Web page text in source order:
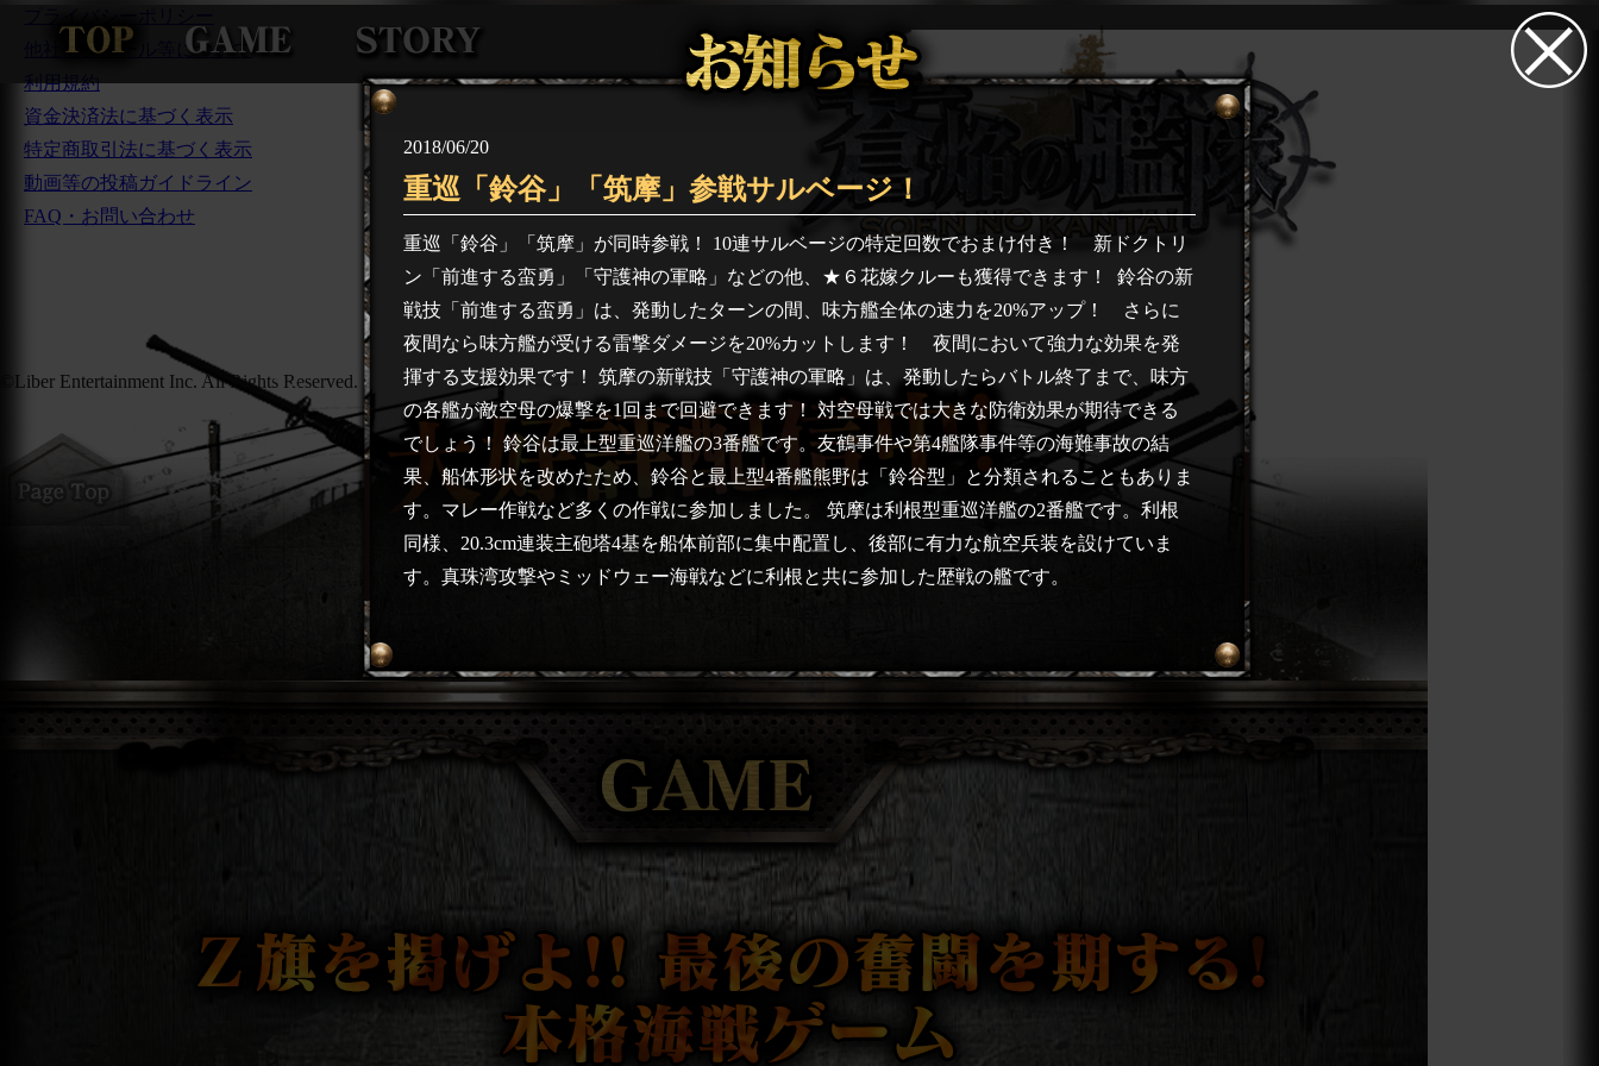
2018/06/20
重巡「鈴谷」「筑摩」参戦サルベージ！
重巡「鈴谷」「筑摩」が同時参戦！ 10連サルベージの特定回数でおまけ付き！ 新ドクトリ
ン「前進する蛮勇」「守護神の軍略」などの他、★６花嫁クルーも獲得できます！
鈴谷の新
戦技「前進する蛮勇」は、発動したターンの間、味方艦全体の速力を20%アップ！ さらに
夜間なら味方艦が受ける雷撃ダメージを20%カットします！ 夜間において強力な効果を発
揮する支援効果です！ 筑摩の新戦技「守護神の軍略」は、発動したらバトル終了まで、味方
の各艦が敵空母の爆撃を1回まで回避できます！ 対空母戦では大きな防衛効果が期待できる
でしょう！ 鈴谷は最上型重巡洋艦の3番艦です。友鶴事件や第4艦隊事件等の海難事故の結
果、船体形状を改めたため、鈴谷と最上型4番艦熊野は「鈴谷型」と分類されることもありま
す。マレー作戦など多くの作戦に参加しました。 筑摩は利根型重巡洋艦の2番艦です。利根
同様、20.3cm連装主砲塔4基を船体前部に集中配置し、後部に有力な航空兵装を設けていま
す。真珠湾攻撃やミッドウェー海戦などに利根と共に参加した歴戦の艦です。
他社モジュール等について
利用規約
資金決済法に基づく表示
特定商取引法に基づく表示
動画等の投稿ガイドライン
FAQ・お問い合わせ
©Liber Entertainment Inc. All Rights Reserved.